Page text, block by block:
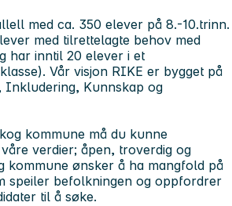
med ca. 350 elever på 8.-10.trinn.
med tilrettelagte behov med
har inntil 20 elever i et
Vår visjon RIKE er bygget på
Inkludering, Kunnskap og
kommune må du kunne
verdier; åpen, troverdig og
kommune ønsker å ha mangfold på
speiler befolkningen og oppfordrer
til å søke.